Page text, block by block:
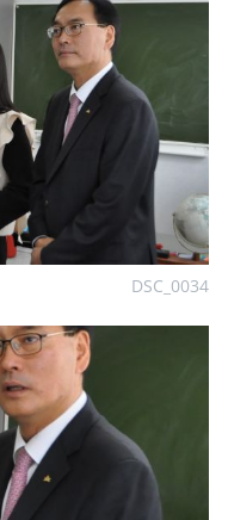
DSC_0034